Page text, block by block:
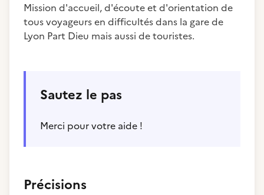
Mission d'accueil, d'écoute et d'orientation de
tous voyageurs en difficultés dans la gare de
Lyon Part Dieu mais aussi de touristes.
Sautez le pas
Merci pour votre aide !
Précisions